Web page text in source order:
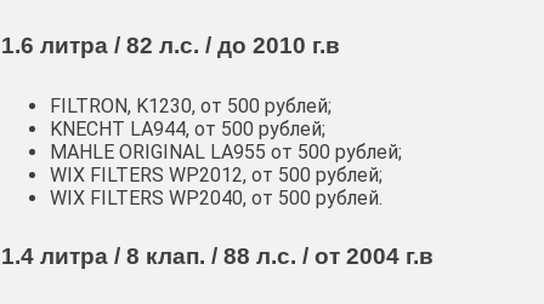
1.6 литра / 82 л.с. / до 2010 г.в
FILTRON, K1230, от 500 рублей;
KNECHT LA944, от 500 рублей;
MAHLE ORIGINAL LA955 от 500 рублей;
WIX FILTERS WP2012, от 500 рублей;
WIX FILTERS WP2040, от 500 рублей.
1.4 литра / 8 клап. / 88 л.с. / от 2004 г.в